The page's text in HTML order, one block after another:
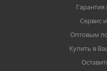
Гарантия
Сервис
Оптовым
Купить в